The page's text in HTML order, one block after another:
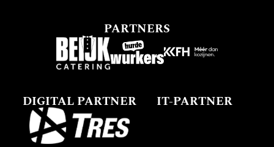
PARTNERS
DIGITAL PARTNER IT-PARTNER